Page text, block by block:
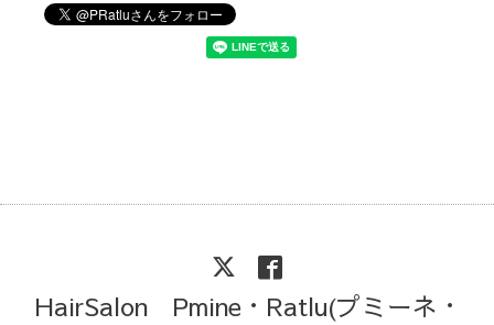
HairSalon Pmine・Ratlu(プミーネ・